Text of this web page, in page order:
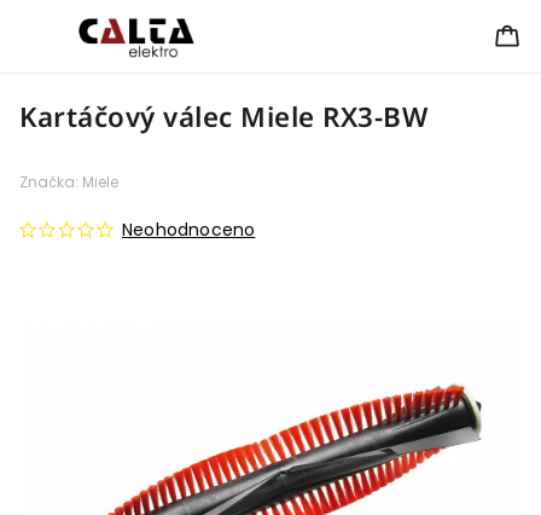
Kartáčový válec Miele RX3-BW
Neohodnoceno
Značka: Miele